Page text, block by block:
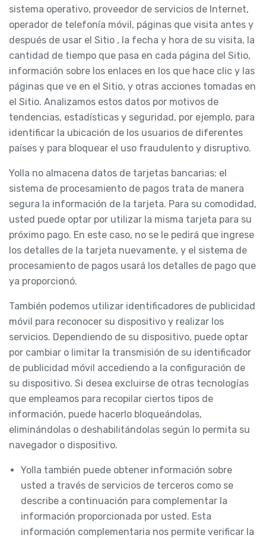
sistema operativo, proveedor de servicios de Internet,
operador de telefonía móvil, páginas que visita antes y
después de usar el Sitio , la fecha y hora de su visita, la
cantidad de tiempo que pasa en cada página del Sitio,
información sobre los enlaces en los que hace clic y las
páginas que ve en el Sitio, y otras acciones tomadas en
el Sitio. Analizamos estos datos por motivos de
tendencias, estadísticas y seguridad, por ejemplo, para
identificar la ubicación de los usuarios de diferentes
países y para bloquear el uso fraudulento y disruptivo.
Yolla no almacena datos de tarjetas bancarias; el
sistema de procesamiento de pagos trata de manera
segura la información de la tarjeta. Para su comodidad,
usted puede optar por utilizar la misma tarjeta para su
próximo pago. En este caso, no se le pedirá que ingrese
los detalles de la tarjeta nuevamente, y el sistema de
procesamiento de pagos usará los detalles de pago que
ya proporcionó.
También podemos utilizar identificadores de publicidad
móvil para reconocer su dispositivo y realizar los
servicios. Dependiendo de su dispositivo, puede optar
por cambiar o limitar la transmisión de su identificador
de publicidad móvil accediendo a la configuración de
su dispositivo. Si desea excluirse de otras tecnologías
que empleamos para recopilar ciertos tipos de
información, puede hacerlo bloqueándolas,
eliminándolas o deshabilitándolas según lo permita su
navegador o dispositivo.
Yolla también puede obtener información sobre
usted a través de servicios de terceros como se
describe a continuación para complementar la
información proporcionada por usted. Esta
información complementaria nos permite verificar la